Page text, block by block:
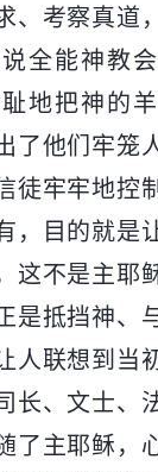
、考察真道
全能神教
地把神的
了他们牢笼
徒牢牢地控
，目的就是
这不是主耶
是抵挡神、
人联想到当
长、文士、
了主耶稣，